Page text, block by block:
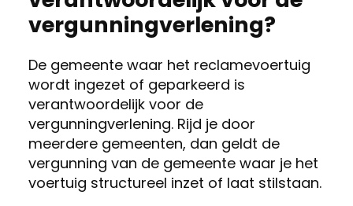
vergunningverlening?
De gemeente waar het reclamevoertuig
wordt ingezet of geparkeerd is
verantwoordelijk voor de
vergunningverlening. Rijd je door
meerdere gemeenten, dan geldt de
vergunning van de gemeente waar je het
voertuig structureel inzet of laat stilstaan.